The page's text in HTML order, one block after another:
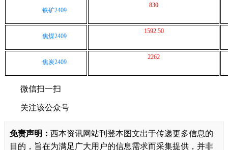
铁矿2409
830
焦煤2409
1592.50
焦炭2409
2262
微信扫一扫
关注该公众号
免责声明： 西本资讯网站刊登本图文出于传递更多信息的
目的，旨在为满足广大用户的信息需求而采集提供，并非